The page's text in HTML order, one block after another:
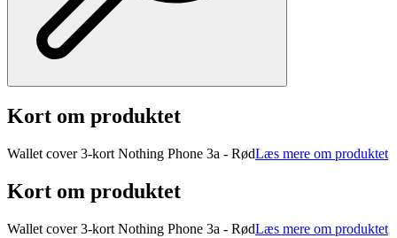
Kort om produktet
Wallet cover 3-kort Nothing Phone 3a - RødLæs mere om produktet
Kort om produktet
Wallet cover 3-kort Nothing Phone 3a - RødLæs mere om produktet